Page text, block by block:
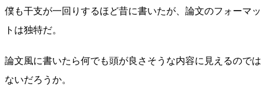
僕も干支が一回りするほど昔に書いたが、論文のフォーマッ
トは独特だ。
論文風に書いたら何でも頭が良さそうな内容に見えるのでは
ないだろうか。